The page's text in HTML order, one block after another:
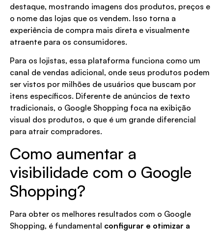
destaque, mostrando imagens dos produtos, preços e
o nome das lojas que os vendem. Isso torna a
experiência de compra mais direta e visualmente
atraente para os consumidores.
Para os lojistas, essa plataforma funciona como um
canal de vendas adicional, onde seus produtos podem
ser vistos por milhões de usuários que buscam por
itens específicos. Diferente de anúncios de texto
tradicionais, o Google Shopping foca na exibição
visual dos produtos, o que é um grande diferencial
para atrair compradores.
Como aumentar a
visibilidade com o Google
Shopping?
Para obter os melhores resultados com o Google
Shopping, é fundamental configurar e otimizar a